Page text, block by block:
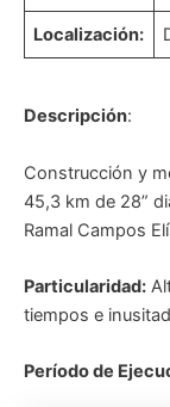
Localización:
Descripción:
Construcción y
45,3 km de 28”
Ramal Campos
Particularidad:
tiempos e
Período de